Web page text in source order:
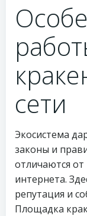
сети
Экосистема
законы и
отличаются
интернета.
репутация и
Площадка